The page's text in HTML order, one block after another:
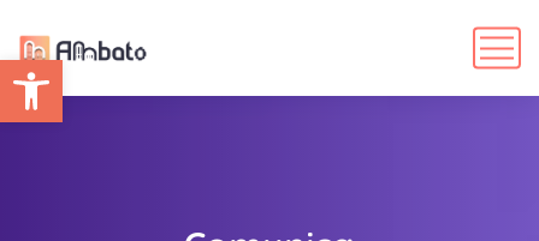
Abrir barra de herramientas